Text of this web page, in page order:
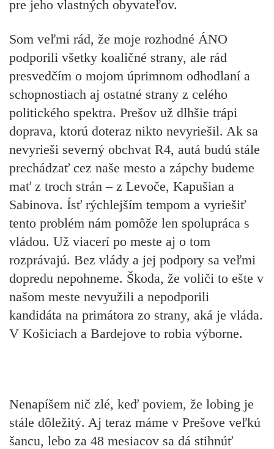
pre jeho vlastných obyvateľov.
Som veľmi rád, že moje rozhodné ÁNO
podporili všetky koaličné strany, ale rád
presvedčím o mojom úprimnom odhodlaní a
schopnostiach aj ostatné strany z celého
politického spektra. Prešov už dlhšie trápi
doprava, ktorú doteraz nikto nevyriešil. Ak sa
nevyrieši severný obchvat R4, autá budú stále
prechádzať cez naše mesto a zápchy budeme
mať z troch strán – z Levoče, Kapušian a
Sabinova. Ísť rýchlejším tempom a vyriešiť
tento problém nám pomôže len spolupráca s
vládou. Už viacerí po meste aj o tom
rozprávajú. Bez vlády a jej podpory sa veľmi
dopredu nepohneme. Škoda, že voliči to ešte v
našom meste nevyužili a nepodporili
kandidáta na primátora zo strany, aká je vláda.
V Košiciach a Bardejove to robia výborne.
Nenapíšem nič zlé, keď poviem, že lobing je
stále dôležitý. Aj teraz máme v Prešove veľkú
šancu, lebo za 48 mesiacov sa dá stihnúť